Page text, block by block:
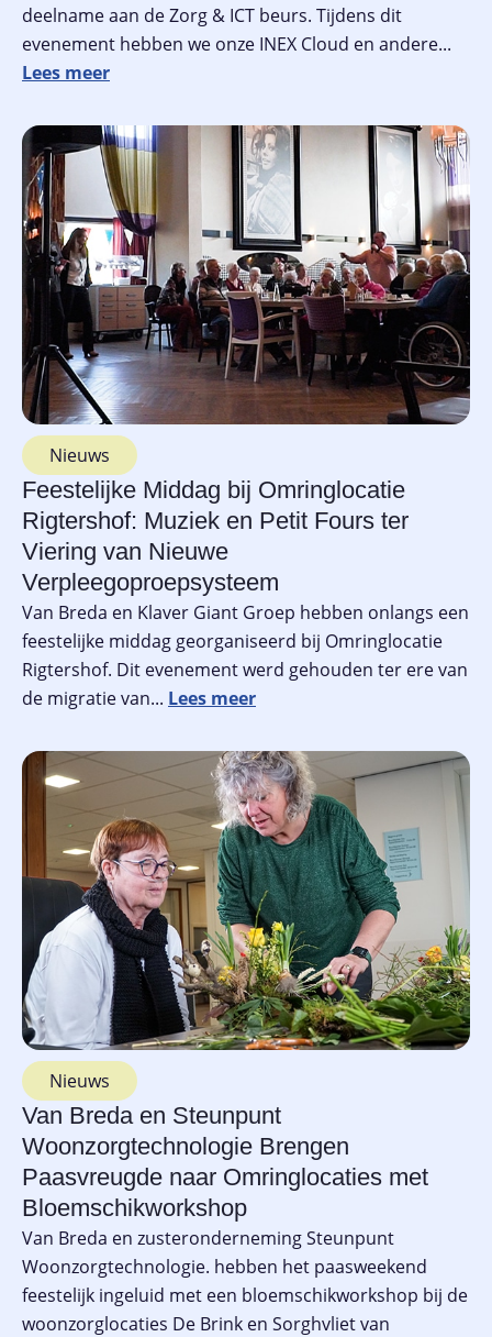
deelname aan de Zorg & ICT beurs. Tijdens dit
evenement hebben we onze INEX Cloud en andere...
Nieuws
Feestelijke Middag bij Omringlocatie
Rigtershof: Muziek en Petit Fours ter
Viering van Nieuwe
Verpleegoproepsysteem
Van Breda en Klaver Giant Groep hebben onlangs een
feestelijke middag georganiseerd bij Omringlocatie
Rigtershof. Dit evenement werd gehouden ter ere van
de migratie van...
Nieuws
Van Breda en Steunpunt
Woonzorgtechnologie Brengen
Paasvreugde naar Omringlocaties met
Bloemschikworkshop
Van Breda en zusteronderneming Steunpunt
Woonzorgtechnologie. hebben het paasweekend
feestelijk ingeluid met een bloemschikworkshop bij de
woonzorglocaties De Brink en Sorghvliet van